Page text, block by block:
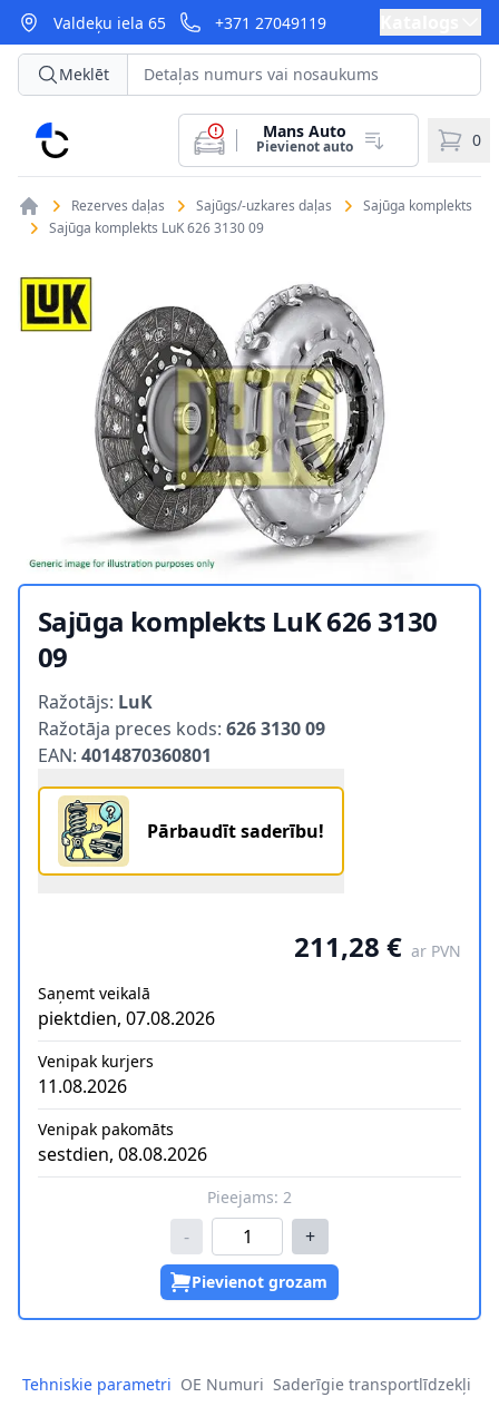
Valdeķu iela 65 +371 27049119
CarParts
Meklēt
Mans Auto
Pievienot auto 0
Rezerves daļas Sajūgs/-uzkares daļas
Sajūga komplekts
Sajūga komplekts LuK 626 3130 09
Sajūga komplekts LuK 626 3130
09
Ražotājs: LuK
Ražotāja preces kods: 626 3130 09
EAN: 4014870360801
Pārbaudīt saderību!
211,28 € ar PVN
Saņemt veikalā
piektdien, 07.08.2026
Venipak kurjers
11.08.2026
Venipak pakomāts
sestdien, 08.08.2026
Pieejams: 2
- +
Pievienot grozam
Tehniskie parametri OE Numuri Saderīgie transportlīdzekļi